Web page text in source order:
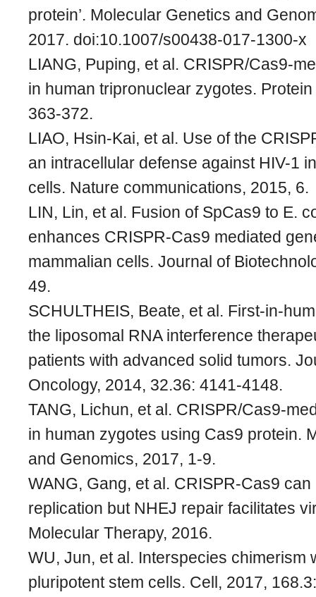
protein’. Molecular Genetics and
2017. doi:10.1007/s00438-017-1300-x
LIANG, Puping, et al. CRISPR/Cas9-
in human tripronuclear zygotes.
363-372.
LIAO, Hsin-Kai, et al. Use of the
an intracellular defense against HIV-1
cells. Nature communications, 2015, 6.
LIN, Lin, et al. Fusion of SpCas9 to E.
enhances CRISPR-Cas9 mediated
mammalian cells. Journal of
49.
SCHULTHEIS, Beate, et al. First-in-
the liposomal RNA interference
patients with advanced solid tumors.
Oncology, 2014, 32.36: 4141-4148.
TANG, Lichun, et al. CRISPR/Cas9-
in human zygotes using Cas9 protein.
and Genomics, 2017, 1-9.
WANG, Gang, et al. CRISPR-Cas9 can
replication but NHEJ repair facilitates
Molecular Therapy, 2016.
WU, Jun, et al. Interspecies chimerism
pluripotent stem cells. Cell, 2017,